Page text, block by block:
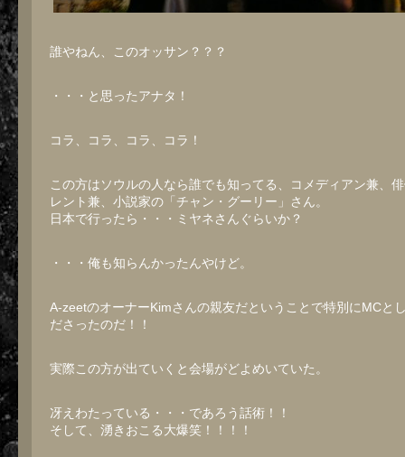
誰やねん、このオッサン？？？
・・・と思ったアナタ！
コラ、コラ、コラ、コラ！
この方はソウルの人なら誰でも知ってる、コメディアン兼、
レント兼、小説家の「チャン・グーリー」さん。
日本で行ったら・・・ミヤネさんぐらいか？
・・・俺も知らんかったんやけど。
A-zeetのオーナーKimさんの親友だということで特別にMCと
ださったのだ！！
実際この方が出ていくと会場がどよめいていた。
冴えわたっている・・・であろう話術！！
そして、湧きおこる大爆笑！！！！